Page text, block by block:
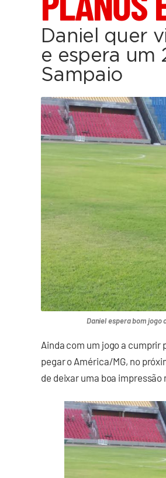
Daniel quer
e espera um
Sampaio
Daniel espera bom jogo
Ainda com um jogo a cumprir
pegar o América/MG, no
de deixar uma boa